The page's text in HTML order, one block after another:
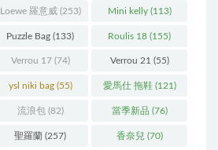
Loewe 羅意威(253) Mini kelly(113)
Puzzle Bag (133) Roulis 18 (155)
Verrou 17(74) Verrou 21 (55)
ysl niki bag(55) 愛馬仕 拖鞋(121)
流浪包(82) 當季新品 (76)
聖羅蘭 (257) 香奈兒 (70)